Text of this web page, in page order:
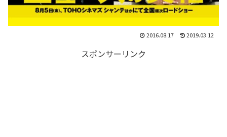
2016.08.17 2019.03.12
スポンサーリンク